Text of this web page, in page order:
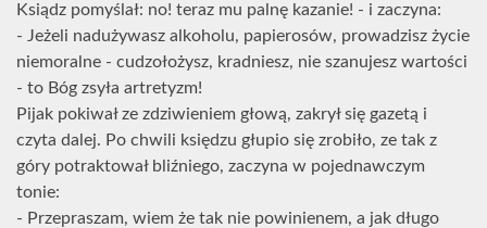
Ksiądz pomyślał: no! teraz mu palnę kazanie! - i zaczyna:
- Jeżeli nadużywasz alkoholu, papierosów, prowadzisz życie
niemoralne - cudzołożysz, kradniesz, nie szanujesz wartości
- to Bóg zsyła artretyzm!
Pijak pokiwał ze zdziwieniem głową, zakrył się gazetą i
czyta dalej. Po chwili księdzu głupio się zrobiło, ze tak z
góry potraktował bliźniego, zaczyna w pojednawczym
tonie:
- Przepraszam, wiem że tak nie powinienem, a jak długo